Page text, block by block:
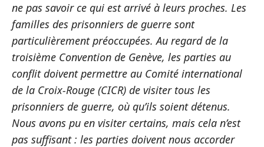
ne pas savoir ce qui est arrivé à leurs proches. Les
familles des prisonniers de guerre sont
particulièrement préoccupées. Au regard de la
troisième Convention de Genève, les parties au
conflit doivent permettre au Comité international
de la Croix-Rouge (CICR) de visiter tous les
prisonniers de guerre, où qu’ils soient détenus.
Nous avons pu en visiter certains, mais cela n’est
pas suffisant : les parties doivent nous accorder